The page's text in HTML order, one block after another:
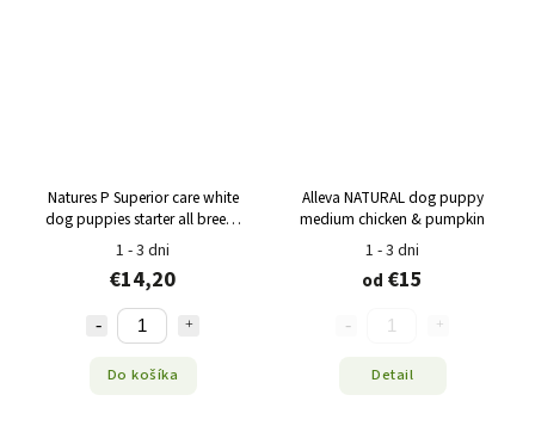
Natures P Superior care white
dog puppies starter all breeds
salmon 1,5 kg
1 - 3 dni
€14,20
Do košíka
Alleva NATURAL dog puppy
medium chicken & pumpkin
1 - 3 dni
od €15
Detail